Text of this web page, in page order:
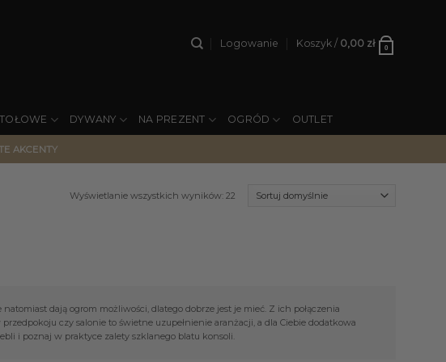
Logowanie Koszyk / 0,00 zł 0
DYWANY NA PREZENT OGRÓD OUTLET
AKCENTY
Wyświetlanie wszystkich wyników: 22
dają ogrom możliwości, dlatego dobrze jest je mieć. Z ich połączenia
przedpokoju czy salonie to świetne uzupełnienie aranżacji, a dla Ciebie dodatkowa
i poznaj w praktyce zalety szklanego blatu konsoli.